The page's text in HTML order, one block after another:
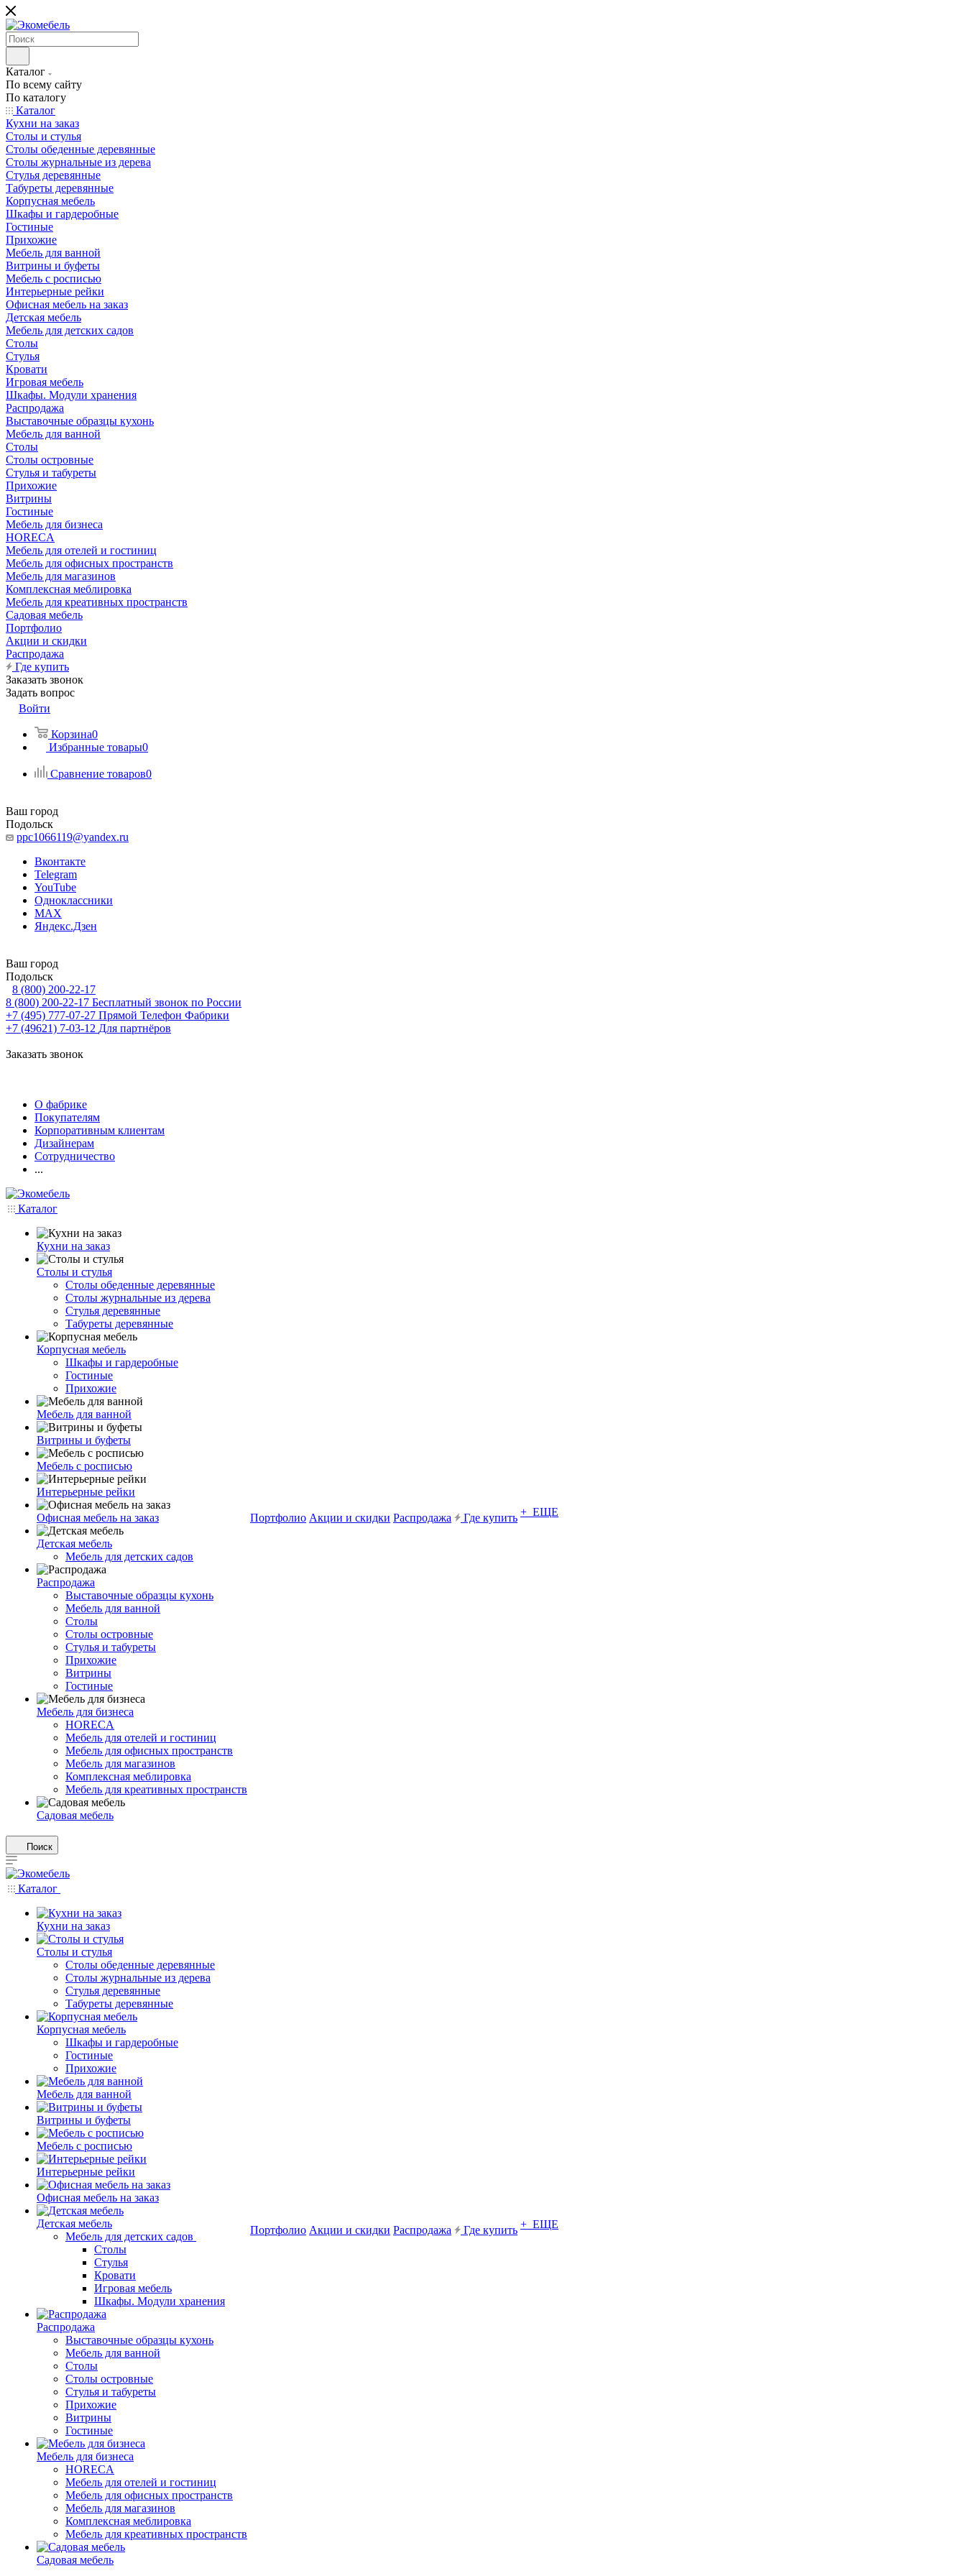
Каталог
По всему сайту
По каталогу
Каталог
Кухни на заказ
Столы и стулья
Столы обеденные деревянные
Столы журнальные из дерева
Стулья деревянные
Табуреты деревянные
Корпусная мебель
Шкафы и гардеробные
Гостиные
Прихожие
Мебель для ванной
Витрины и буфеты
Мебель с росписью
Интерьерные рейки
Офисная мебель на заказ
Детская мебель
Мебель для детских садов
Столы
Стулья
Кровати
Игровая мебель
Шкафы. Модули хранения
Распродажа
Выставочные образцы кухонь
Мебель для ванной
Столы
Столы островные
Стулья и табуреты
Прихожие
Витрины
Гостиные
Мебель для бизнеса
HORECA
Мебель для отелей и гостиниц
Мебель для офисных пространств
Мебель для магазинов
Комплексная меблировка
Мебель для креативных пространств
Садовая мебель
Портфолио
Акции и скидки
Распродажа
Где купить
Заказать звонок
Задать вопрос
Войти
Корзина0
Избранные товары0
Сравнение товаров0
Ваш город
Подольск
ppc1066119@yandex.ru
Вконтакте
Telegram
YouTube
Одноклассники
MAX
Яндекс.Дзен
Ваш город
Подольск
8 (800) 200-22-17
8 (800) 200-22-17 Бесплатный звонок по России
+7 (495) 777-07-27 Прямой Телефон Фабрики
+7 (49621) 7-03-12 Для партнёров
Заказать звонок
О фабрике
Покупателям
Корпоративным клиентам
Дизайнерам
Сотрудничество
...
Каталог
Кухни на заказ
Столы и стулья
Столы обеденные деревянные
Столы журнальные из дерева
Стулья деревянные
Табуреты деревянные
Корпусная мебель
Шкафы и гардеробные
Гостиные
Прихожие
Мебель для ванной
Витрины и буфеты
Мебель с росписью
Интерьерные рейки
Офисная мебель на заказ
Детская мебель
Мебель для детских садов
Распродажа
Выставочные образцы кухонь
Мебель для ванной
Столы
Столы островные
Стулья и табуреты
Прихожие
Витрины
Гостиные
Мебель для бизнеса
HORECA
Мебель для отелей и гостиниц
Мебель для офисных пространств
Мебель для магазинов
Комплексная меблировка
Мебель для креативных пространств
Садовая мебель
Портфолио Акции и скидки Распродажа Где купить + ЕЩЕ
Поиск
Каталог
Кухни на заказ
Столы и стулья
Столы обеденные деревянные
Столы журнальные из дерева
Стулья деревянные
Табуреты деревянные
Корпусная мебель
Шкафы и гардеробные
Гостиные
Прихожие
Мебель для ванной
Витрины и буфеты
Мебель с росписью
Интерьерные рейки
Офисная мебель на заказ
Детская мебель
Мебель для детских садов
Столы
Стулья
Кровати
Игровая мебель
Шкафы. Модули хранения
Распродажа
Выставочные образцы кухонь
Мебель для ванной
Столы
Столы островные
Стулья и табуреты
Прихожие
Витрины
Гостиные
Мебель для бизнеса
HORECA
Мебель для отелей и гостиниц
Мебель для офисных пространств
Мебель для магазинов
Комплексная меблировка
Мебель для креативных пространств
Садовая мебель
Портфолио Акции и скидки Распродажа Где купить + ЕЩЕ